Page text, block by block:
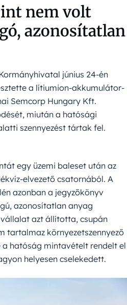
nem volt
azonosítatlan
június 24-én
a lítiumion-akkumulátor-
Semcorp Hungary Kft.
miután a hatósági
szennyezést tártak fel.
egy üzemi baleset után az
elvezető csatornából. A
azonban a jegyzőkönyv
azonosítatlan anyag
azt állította, csupán
tartalmaz környezetszennyező
a hatóság mintavételt rendelt el
helyesen cselekedett.